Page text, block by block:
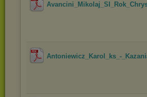
Antoniewicz_Karol_ks_-